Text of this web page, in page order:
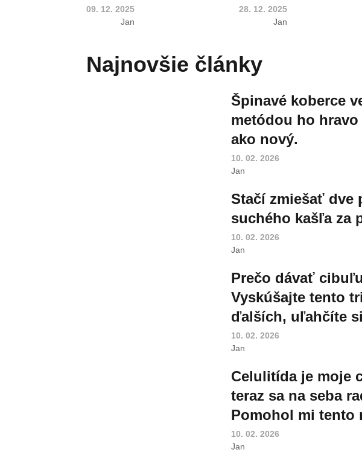
09. 12. 2025
Jan
28. 12. 2025
Jan
Najnovšie články
Špinavé koberce
metódou ho
ako nový.
10. 02. 2026
Jan
Stačí zmiešať dve
suchého kašľa za
10. 02. 2026
Jan
Prečo dávať
Vyskúšajte tento
ďalších, uľahčíte
10. 02. 2026
Jan
Celulitída je moje
teraz sa na seba
Pomohol mi tento
10. 02. 2026
Jan